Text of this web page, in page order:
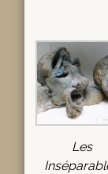
Les